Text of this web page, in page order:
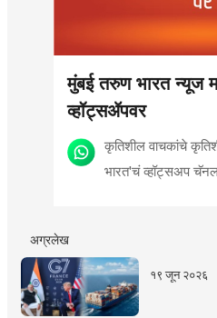
मुंबई तरुण भारत न्यूज
व्हॉट्सॲपवर
कृतिशील वाचकांचे
भारत'चं व्हॉट्सअप
अग्रलेख
१९ जून २०२६